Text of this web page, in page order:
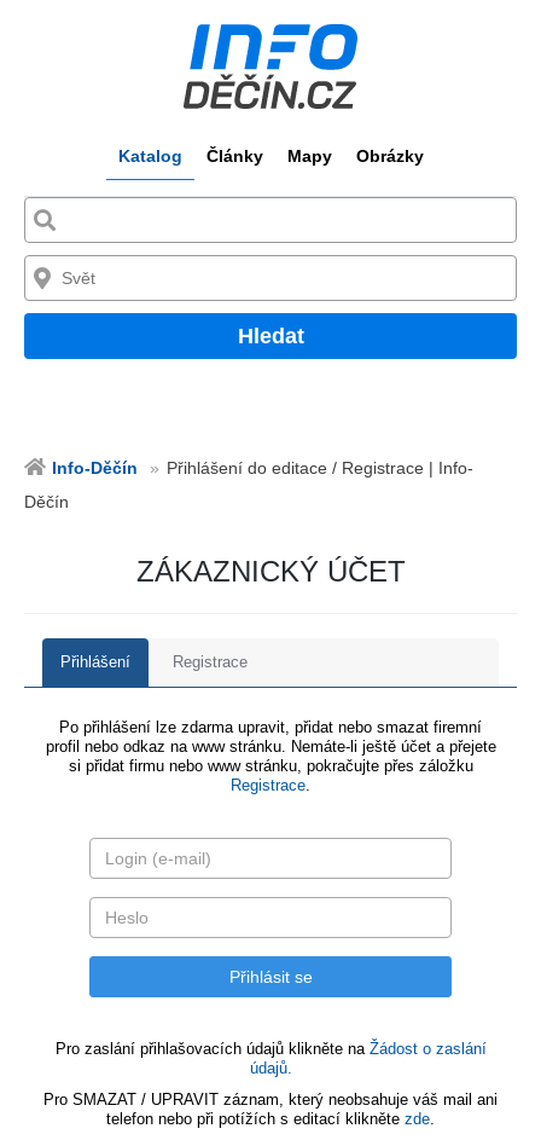
Katalog Články Mapy Obrázky
Hledat
Info-Děčín
Přihlášení do editace / Registrace | Info-
Děčín
ZÁKAZNICKÝ ÚČET
Přihlášení Registrace
Po přihlášení lze zdarma upravit, přidat nebo smazat firemní
profil nebo odkaz na www stránku. Nemáte-li ještě účet a přejete
si přidat firmu nebo www stránku, pokračujte přes záložku
Registrace.
Pro zaslání přihlašovacích údajů klikněte na Žádost o zaslání
údajů.
Pro SMAZAT / UPRAVIT záznam, který neobsahuje váš mail ani
telefon nebo při potížích s editací klikněte zde.